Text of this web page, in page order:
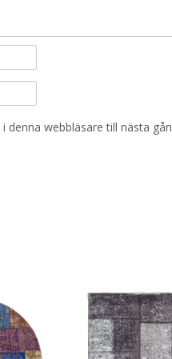
webbläsare till nästa